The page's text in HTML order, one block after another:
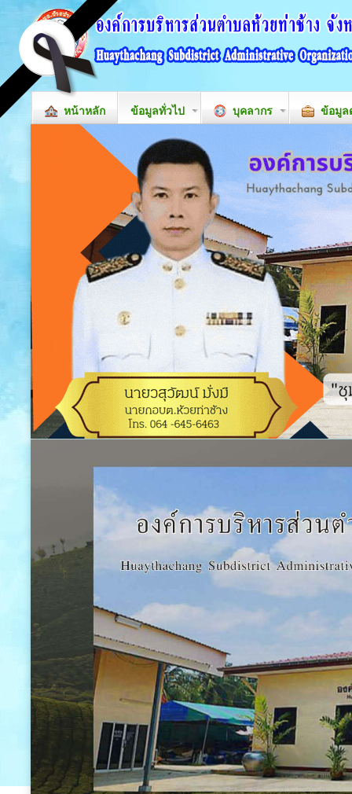
หน้าหลัก ข้อมูลทั่วไป บุคลากร ข้อมูล